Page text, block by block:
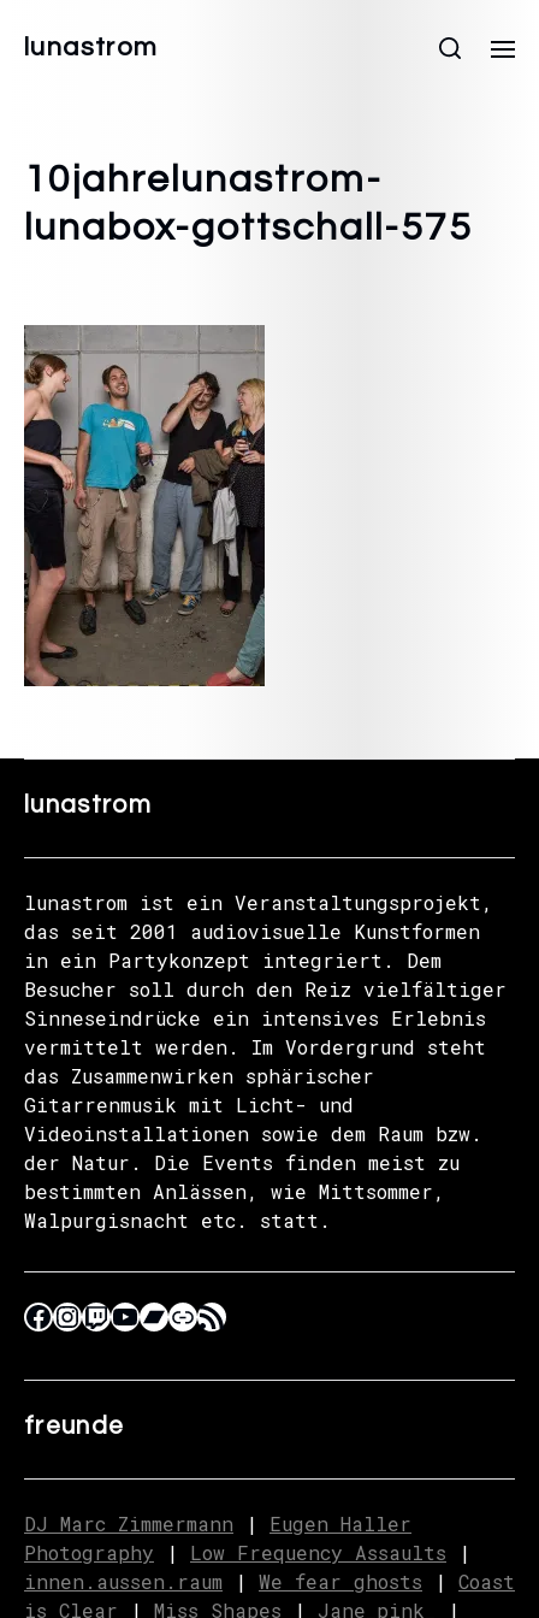
lunastrom
10jahrelunastrom-
lunabox-gottschall-575
lunastrom
lunastrom ist ein Veranstaltungsprojekt,
das seit 2001 audiovisuelle Kunstformen
in ein Partykonzept integriert. Dem
Besucher soll durch den Reiz vielfältiger
Sinneseindrücke ein intensives Erlebnis
vermittelt werden. Im Vordergrund steht
das Zusammenwirken sphärischer
Gitarrenmusik mit Licht- und
Videoinstallationen sowie dem Raum bzw.
der Natur. Die Events finden meist zu
bestimmten Anlässen, wie Mittsommer,
Walpurgisnacht etc. statt.
freunde
DJ Marc Zimmermann | Eugen Haller
Photography | Low Frequency Assaults |
innen.aussen.raum | We fear ghosts | Coast
is Clear | Miss Shapes | Jane_pink_ |